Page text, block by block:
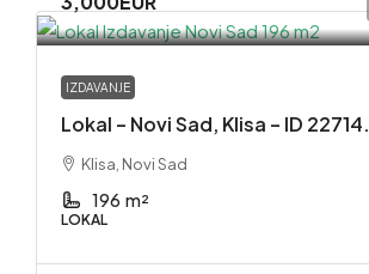
IZDAVANJE
Lokal – Novi Sad, Klisa – ID 22714.
Klisa, Novi Sad
196 m²
LOKAL